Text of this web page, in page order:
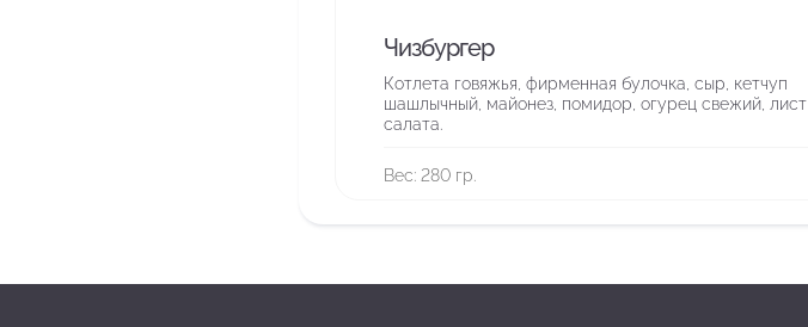
Чизбургер
Котлета говяжья, фирменная булочка, сыр, кетчуп
шашлычный, майонез, помидор, огурец свежий, лист
салата.
Вес: 280 гр.